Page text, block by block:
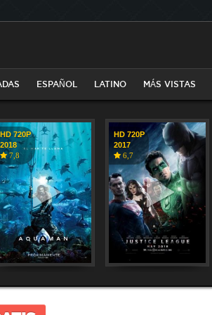
ESPAÑOL LATINO MÁS VISTAS
HD 720P
2018
7,8
HD 720P
2017
6,7